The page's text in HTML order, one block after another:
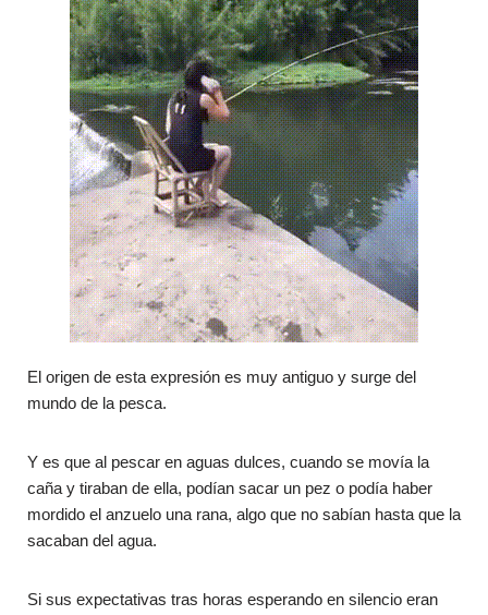
El origen de esta expresión es muy antiguo y surge del
mundo de la pesca.
Y es que al pescar en aguas dulces, cuando se movía la
caña y tiraban de ella, podían sacar un pez o podía haber
mordido el anzuelo una rana, algo que no sabían hasta que la
sacaban del agua.
Si sus expectativas tras horas esperando en silencio eran